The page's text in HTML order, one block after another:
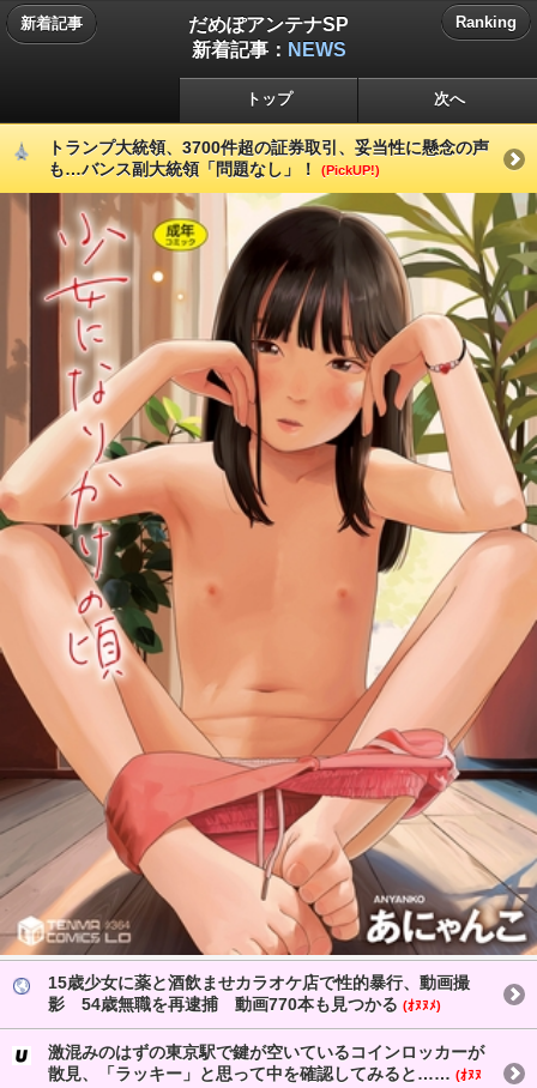
新着記事
だめぽアンテナSP
新着記事： NEWS
Ranking
トップ 次へ
トランプ大統領、3700件超の証券取引、妥当性に懸念の声
も…バンス副大統領「問題なし」！
(PickUP!)
15歳少女に薬と酒飲ませカラオケ店で性的暴行、動画撮
影 54歳無職を再逮捕 動画770本も見つかる (ｵﾇﾇﾒ)
激混みのはずの東京駅で鍵が空いているコインロッカーが
散見、「ラッキー」と思って中を確認してみると…… (ｵﾇﾇ